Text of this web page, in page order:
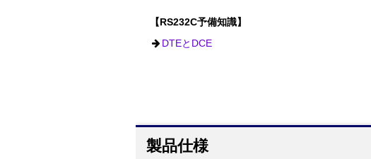
【RS232C予備知識】
DTEとDCE
製品仕様